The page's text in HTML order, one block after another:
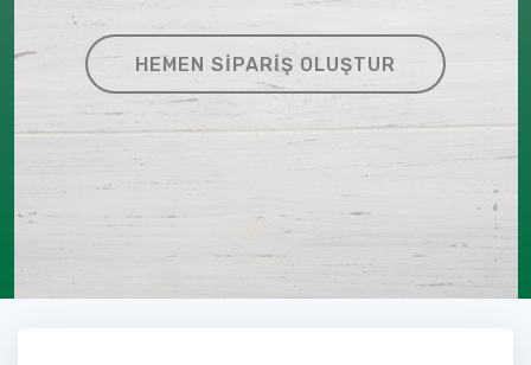
HEMEN SIPARIŞ OLUŞTUR